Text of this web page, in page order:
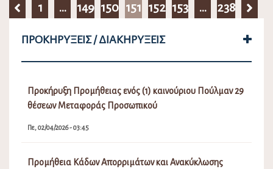
1 … 149 150 151 152 153 … 238
ΠΡΟΚΗΡΎΞΕΙΣ / ΔΙΑΚΗΡΎΞΕΙΣ
Προκήρυξη Προμήθειας ενός (1) καινούριου Πούλμαν 29
θέσεων Μεταφοράς Προσωπικού
Πε, 02/04/2026 - 03:45
Προμήθεια Κάδων Απορριμάτων και Ανακύκλωσης